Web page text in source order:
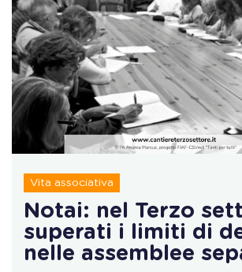
Vita associativa
Notai: nel Terzo
superati i limiti di
nelle assemblee